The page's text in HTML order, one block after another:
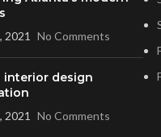
2021 No Comments
interior design
2021 No Comments